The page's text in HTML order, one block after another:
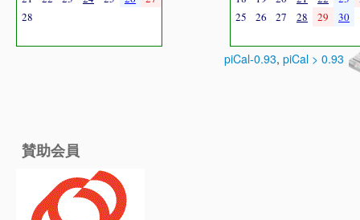
28
25
26 27 28 29 30
piCal-0.93, piCal > 0.93
賛助会員